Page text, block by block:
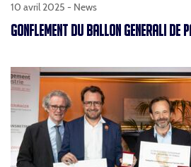
10 avril 2025 - News
GONFLEMENT DU BALLON GENERALI DE